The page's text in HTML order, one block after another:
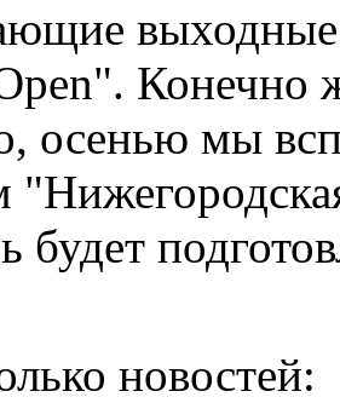
Конечно
осенью мы
будет
новостей: